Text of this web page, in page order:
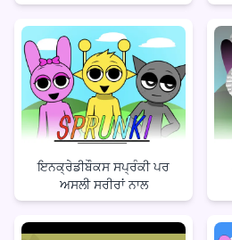
ਇਨਕ੍ਰੇਡੀਬੌਕਸ ਸਪ੍ਰੰਕੀ ਪਰ
ਅਸਲੀ ਸਰੀਰਾਂ ਨਾਲ